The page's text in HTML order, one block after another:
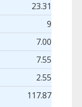
23.311,00
95,00
7.000,00
7.550,00
2.552,00
117.870,00